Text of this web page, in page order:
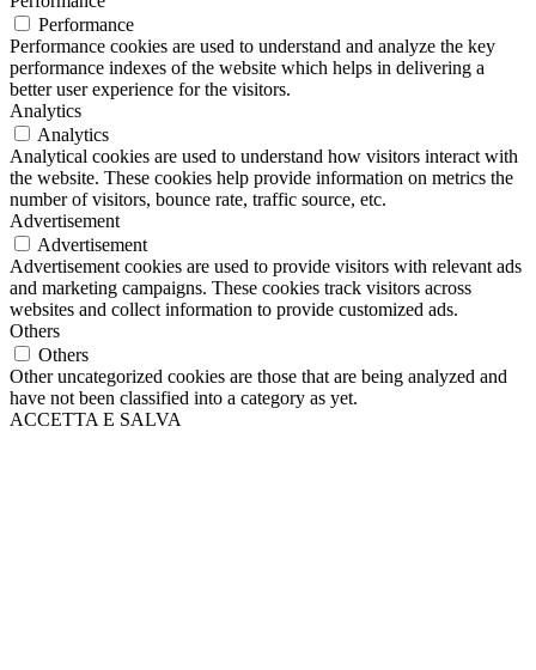
Performance
Performance cookies are used to understand and analyze the key
performance indexes of the website which helps in delivering a
better user experience for the visitors.
Analytics
Analytics
Analytical cookies are used to understand how visitors interact with
the website. These cookies help provide information on metrics the
number of visitors, bounce rate, traffic source, etc.
Advertisement
Advertisement
Advertisement cookies are used to provide visitors with relevant ads
and marketing campaigns. These cookies track visitors across
websites and collect information to provide customized ads.
Others
Others
Other uncategorized cookies are those that are being analyzed and
have not been classified into a category as yet.
ACCETTA E SALVA